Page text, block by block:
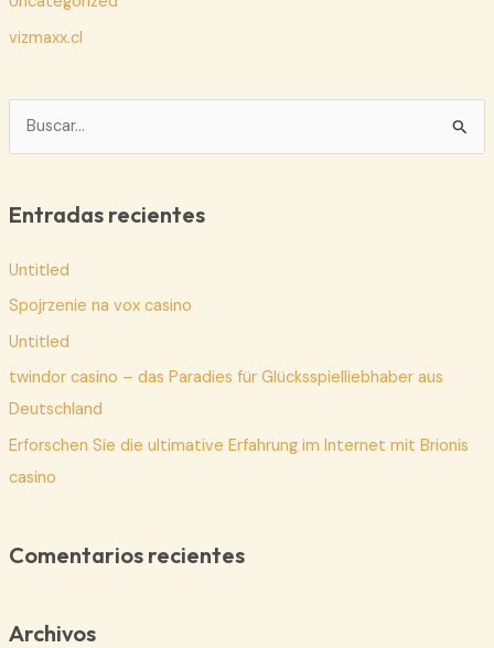
vizmaxx.cl
c
r
p
o
r
:
Entradas recientes
Untitled
Spojrzenie na vox casino
Untitled
twindor casino – das Paradies für Glücksspielliebhaber aus
Deutschland
Erforschen Sie die ultimative Erfahrung im Internet mit Brionis
casino
Comentarios recientes
Archivos